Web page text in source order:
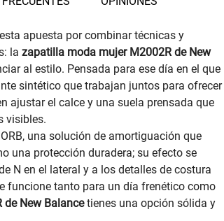
apuesta por combinar técnicas y
la zapatilla moda mujer M2002R de New
al estilo. Pensada para ese día en el que
sintético que trabajan juntos para ofrecer
ajustar el calce y una suela prensada que
visibles.
una solución de amortiguación que
una protección duradera; su efecto se
N en el lateral y a los detalles de costura
funcione tanto para un día frenético como
New Balancetienes una opción sólida y